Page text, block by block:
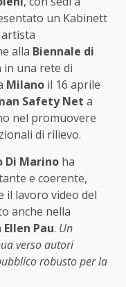
un Kabinett
artista
alla Biennale di
una rete di
Milano il 16 aprile
Safety Net a
nel promuovere
di rilievo.
Di Marino ha
e coerente,
il lavoro video del
anche nella
Ellen Pau. Un
verso autori
robusto per la